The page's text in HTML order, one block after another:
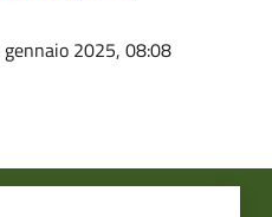
gennaio 2025, 08:08